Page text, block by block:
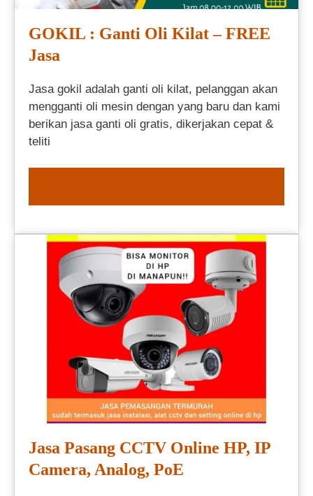
GOKIL : Ganti Oli Kilat – FREE
Jasa
Jasa gokil adalah ganti oli kilat, pelanggan akan
mengganti oli mesin dengan yang baru dan kami
berikan jasa ganti oli gratis, dikerjakan cepat &
teliti
Jasa Pasang CCTV Online HP, IP
Camera, Analog, PoE